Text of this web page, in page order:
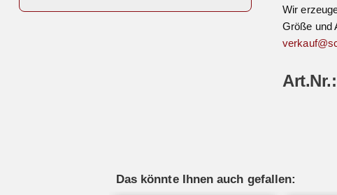
Wir
Größe und
Das könnte Ihnen auch gefallen: